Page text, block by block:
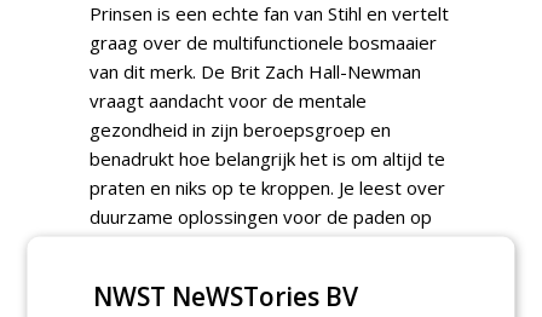
Prinsen is een echte fan van Stihl en vertelt
graag over de multifunctionele bosmaaier
van dit merk. De Brit Zach Hall-Newman
vraagt aandacht voor de mentale
gezondheid in zijn beroepsgroep en
benadrukt hoe belangrijk het is om altijd te
praten en niks op te kroppen. Je leest over
duurzame oplossingen voor de paden op
nog veel meer klein en groot nieuws over
NWST NeWSTories BV